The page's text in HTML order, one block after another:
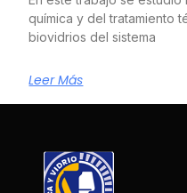
química y del tratamiento
biovidrios del sistema
Leer Más